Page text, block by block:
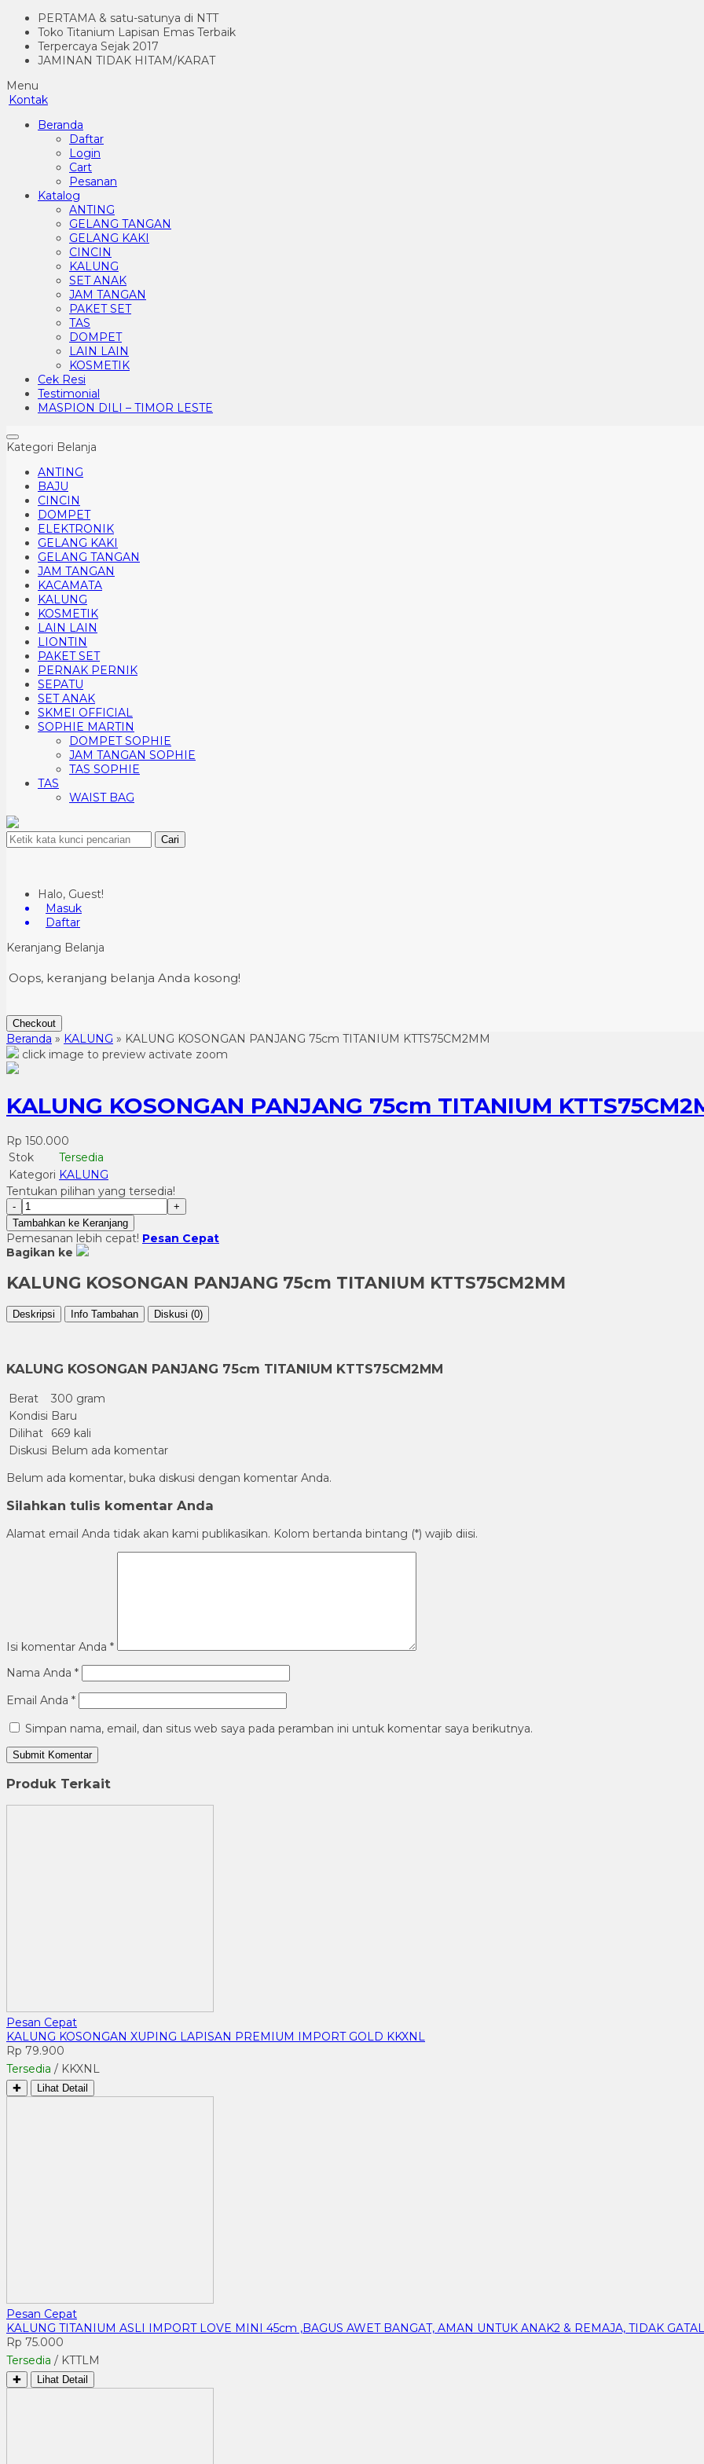
PERTAMA & satu-satunya di NTT
Toko Titanium Lapisan Emas Terbaik
Terpercaya Sejak 2017
JAMINAN TIDAK HITAM/KARAT
Menu
Kontak
Beranda
Daftar
Login
Cart
Pesanan
Katalog
ANTING
GELANG TANGAN
GELANG KAKI
CINCIN
KALUNG
SET ANAK
JAM TANGAN
PAKET SET
TAS
DOMPET
LAIN LAIN
KOSMETIK
Cek Resi
Testimonial
MASPION DILI – TIMOR LESTE
Kategori Belanja
ANTING
BAJU
CINCIN
DOMPET
ELEKTRONIK
GELANG KAKI
GELANG TANGAN
JAM TANGAN
KACAMATA
KALUNG
KOSMETIK
LAIN LAIN
LIONTIN
PAKET SET
PERNAK PERNIK
SEPATU
SET ANAK
SKMEI OFFICIAL
SOPHIE MARTIN
DOMPET SOPHIE
JAM TANGAN SOPHIE
TAS SOPHIE
TAS
WAIST BAG
Cari
Halo, Guest!
Masuk
Daftar
Keranjang Belanja
Oops, keranjang belanja Anda kosong!
Checkout
Beranda » KALUNG » KALUNG KOSONGAN PANJANG 75cm TITANIUM KTTS75CM2MM
click image to preview activate zoom
KALUNG KOSONGAN PANJANG 75cm TITANIUM
Rp 150.000
Stok
Tersedia
Kategori KALUNG
Tentukan pilihan yang tersedia!
-
+
Tambahkan ke Keranjang
Pemesanan lebih cepat! Pesan Cepat
Bagikan ke
KALUNG KOSONGAN PANJANG 75cm TITANIUM KTTS75CM2MM
Deskripsi Info Tambahan Diskusi (0)
KALUNG KOSONGAN PANJANG 75cm TITANIUM KTTS75CM2MM
Berat
300 gram
Kondisi Baru
Dilihat
669 kali
Diskusi Belum ada komentar
Belum ada komentar, buka diskusi dengan komentar Anda.
Silahkan tulis komentar Anda
Alamat email Anda tidak akan kami publikasikan. Kolom bertanda bintang (*) wajib diisi.
Isi komentar Anda *
Nama Anda *
Email Anda *
Simpan nama, email, dan situs web saya pada peramban ini untuk komentar saya berikutnya.
Produk Terkait
Pesan Cepat
KALUNG KOSONGAN XUPING LAPISAN PREMIUM IMPORT GOLD KKXNL
Rp 79.900
Tersedia / KKXNL
✚ Lihat Detail
Pesan Cepat
KALUNG TITANIUM ASLI IMPORT LOVE MINI 45cm ,BAGUS AWET BANGAT, AMAN UNTUK ANAK2 & REMAJA, TIDAK
Rp 75.000
Tersedia / KTTLM
✚ Lihat Detail